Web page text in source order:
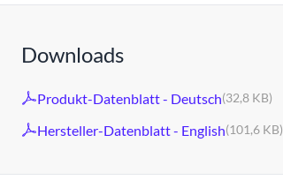
Downloads
Produkt-Datenblatt - Deutsch(32,8 KB)
Hersteller-Datenblatt - English(101,6 KB)